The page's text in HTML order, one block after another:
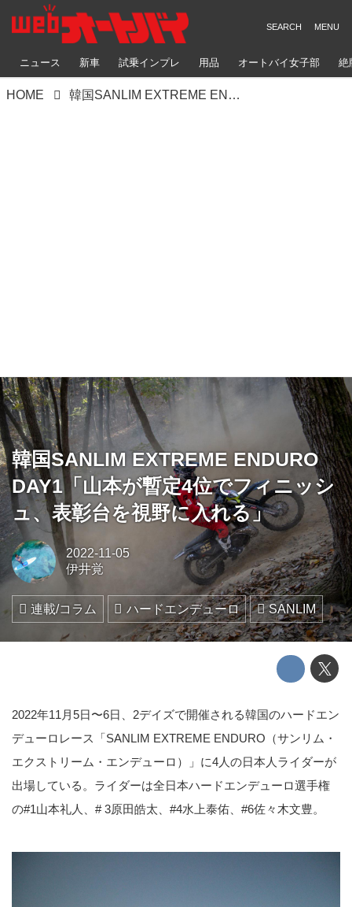
ニュース 新車 試乗インプレ 用品 オートバイ女子部 絶
HOME 韓国SANLIM EXTREME ENDURO DAY1「山本が暫定4位でフィニッシュ、表彰台を視野に入れる」
韓国SANLIM EXTREME ENDURO
DAY1「山本が暫定4位でフィニッシ
ュ、表彰台を視野に入れる」
2022-11-05
伊井覚
連載/コラム ハードエンデューロ SANLIM
2022年11月5日〜6日、2デイズで開催される韓国のハードエン
デューロレース「SANLIM EXTREME ENDURO（サンリム・
エクストリーム・エンデューロ）」に4人の日本人ライダーが
出場している。ライダーは全日本ハードエンデューロ選手権
の#1山本礼人、# 3原田皓太、#4水上泰佑、#6佐々木文豊。